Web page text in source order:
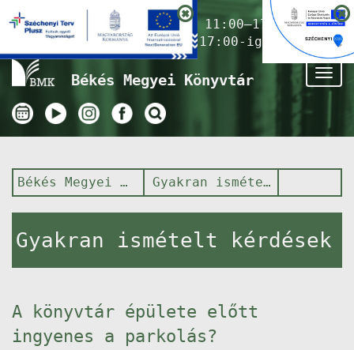
Nyitvatartás ma:11:00–17:00
(Gyermekkönyvtár 17:00-ig)
Békés Megyei Könyvtár
Békés Megyei Könyvtár Gyakran ismételt kérdések
Gyakran ismételt kérdések
A könyvtár épülete előtt
ingyenes a parkolás?